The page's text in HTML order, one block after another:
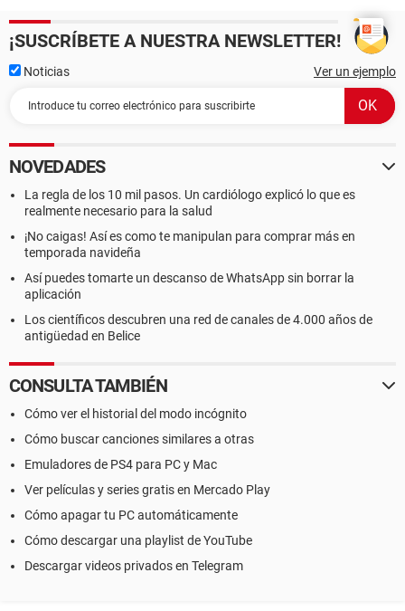
¡SUSCRÍBETE A NUESTRA NEWSLETTER!
Noticias Ver un ejemplo
NOVEDADES
La regla de los 10 mil pasos. Un cardiólogo explicó lo que es
realmente necesario para la salud
¡No caigas! Así es como te manipulan para comprar más en
temporada navideña
Así puedes tomarte un descanso de WhatsApp sin borrar la
aplicación
Los científicos descubren una red de canales de 4.000 años de
antigüedad en Belice
CONSULTA TAMBIÉN
Cómo ver el historial del modo incógnito
Cómo buscar canciones similares a otras
Emuladores de PS4 para PC y Mac
Ver películas y series gratis en Mercado Play
Cómo apagar tu PC automáticamente
Cómo descargar una playlist de YouTube
Descargar videos privados en Telegram